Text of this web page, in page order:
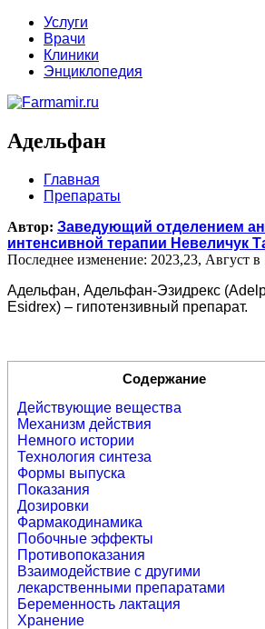
Услуги
Врачи
Клиники
Энциклопедия
Адельфан
Главная
Препараты
Автор: Заведующий отделением
интенсивной терапии Невеличук
Последнее изменение: 2023,23, Август в
Адельфан, Адельфан-Эзидрекс
Esidrex) – гипотензивный препарат.
Содержание
Действующие вещества
Механизм действия
Немного истории
Технология синтеза
Формы выпуска
Показания
Дозировки
Фармакодинамика
Побочные эффекты
Противопоказания
Взаимодействие с другими
лекарственными препаратами
Беременность лактация
Хранение